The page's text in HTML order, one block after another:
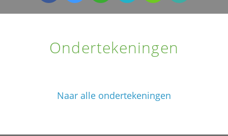
Ondertekeningen
Naar alle ondertekeningen